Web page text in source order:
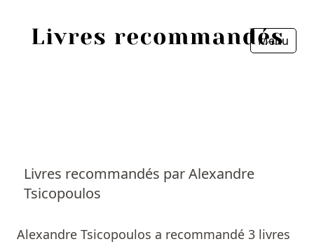
Menu
Livres recommandés par Alexandre
Tsicopoulos
Alexandre Tsicopoulos a recommandé 3 livres
Personnes
Livres
Fermer